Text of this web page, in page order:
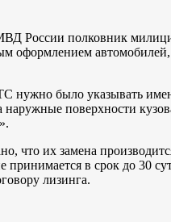
России полковник
оформлением
нужно было указывать
поверхности
что их замена
в срок до 30
лизинга.